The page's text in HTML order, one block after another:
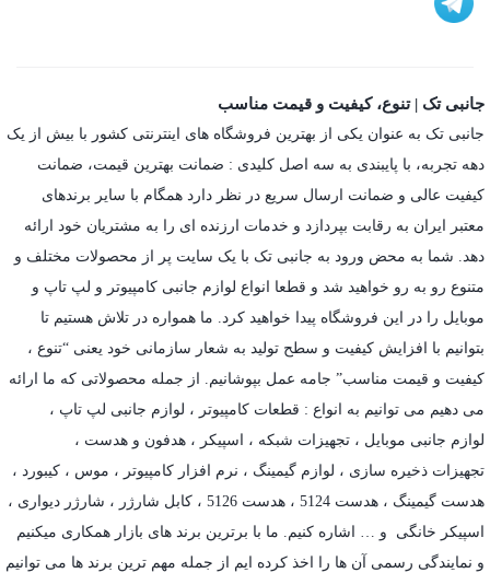
جانبی تک | تنوع، کیفیت و قیمت مناسب
جانبی تک به عنوان یکی از بهترین فروشگاه های اینترنتی کشور با بیش از یک
دهه تجربه، با پایبندی به سه اصل کلیدی : ضمانت بهترین قیمت، ضمانت
کیفیت عالی و ضمانت ارسال سریع در نظر دارد همگام با سایر برندهای
معتبر ایران به رقابت بپردازد و خدمات ارزنده ای را به مشتریان خود ارائه
دهد. شما به محض ورود به جانبی تک با یک سایت پر از محصولات مختلف و
متنوع رو به رو خواهید شد و قطعا انواع لوازم جانبی کامپیوتر و لپ تاپ و
موبایل را در این فروشگاه پیدا خواهید کرد. ما همواره در تلاش هستیم تا
بتوانیم با افزایش کیفیت و سطح تولید به شعار سازمانی خود یعنی “تنوع ،
کیفیت و قیمت مناسب” جامه عمل بپوشانیم. از جمله محصولاتی که ما ارائه
می دهیم می توانیم به انواع : قطعات کامپیوتر ، لوازم جانبی لپ تاپ ،
لوازم جانبی موبایل ، تجهیزات شبکه ، اسپیکر ، هدفون و هدست ،
تجهیزات ذخیره سازی ، لوازم گیمینگ ، نرم افزار کامپیوتر ، موس ، کیبورد ،
هدست گیمینگ ، هدست 5124 ، هدست 5126 ، کابل شارژر ، شارژر دیواری ،
اسپیکر خانگی و … اشاره کنیم. ما با برترین برند های بازار همکاری میکنیم
و نمایندگی رسمی آن ها را اخذ کرده ایم از جمله مهم ترین برند ها می توانیم